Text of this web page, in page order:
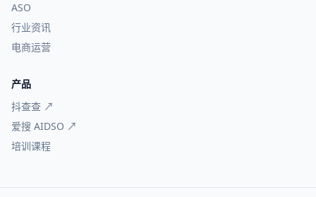
ASO
行业资讯
电商运营
产品
抖查查 ↗
爱搜 AIDSO ↗
培训课程